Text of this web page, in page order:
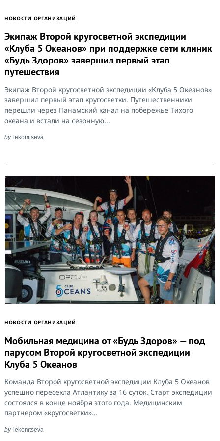
НОВОСТИ ОРГАНИЗАЦИЙ
Экипаж Второй кругосветной экспедиции
«Клуба 5 Океанов» при поддержке сети клиник
«Будь Здоров» завершил первый этап
путешествия
Экипаж Второй кругосветной экспедиции «Клуба 5 Океанов»
завершил первый этап кругосветки. Путешественники
перешли через Панамский канал на побережье Тихого
океана и встали на сезонную...
by lekomtseva
НОВОСТИ ОРГАНИЗАЦИЙ
Мобильная медицина от «Будь Здоров» — под
парусом Второй кругосветной экспедиции
Клуба 5 Океанов
Команда Второй кругосветной экспедиции Клуба 5 Океанов
успешно пересекла Атлантику за 16 суток. Старт экспедиции
состоялся в конце ноября этого года. Медицинским
партнером «кругосветки»...
by lekomtseva
Search